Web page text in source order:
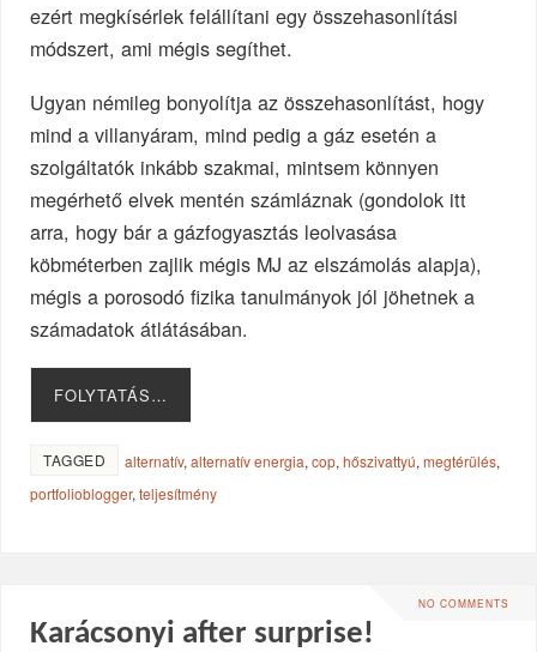
ezért megkísérlek felállítani egy összehasonlítási
módszert, ami mégis segíthet.
Ugyan némileg bonyolítja az összehasonlítást, hogy
mind a villanyáram, mind pedig a gáz esetén a
szolgáltatók inkább szakmai, mintsem könnyen
megérhető elvek mentén számláznak (gondolok itt
arra, hogy bár a gázfogyasztás leolvasása
köbméterben zajlik mégis MJ az elszámolás alapja),
mégis a porosodó fizika tanulmányok jól jöhetnek a
számadatok átlátásában.
FOLYTATÁS…
TAGGED alternatív,alternatív energia,cop,hőszivattyú,megtérülés,
portfolioblogger,teljesítmény
NO COMMENTS
Karácsonyi after surprise!